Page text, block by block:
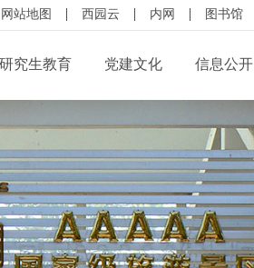
网站地图 西园云 内网 图书馆
研究生教育 党建文化
廉政建设
文化建设
学习资源
信息公开
开目录 预（决）算公开
公开 年度报告
式